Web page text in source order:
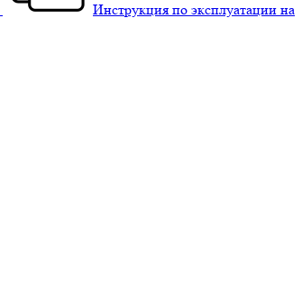
Инструкция по эксплуатации на